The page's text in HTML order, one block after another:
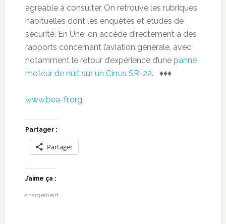
agréable à consulter. On retrouve les rubriques
habituelles dont les enquêtes et études de
sécurité. En Une, on accède directement à des
rapports concernant l’aviation générale, avec
notamment le retour d’expérience d’une panne
moteur de nuit sur un Cirrus SR-22. ♦♦♦
www.bea-fr.org
Partager :
Partager
J’aime ça :
chargement…